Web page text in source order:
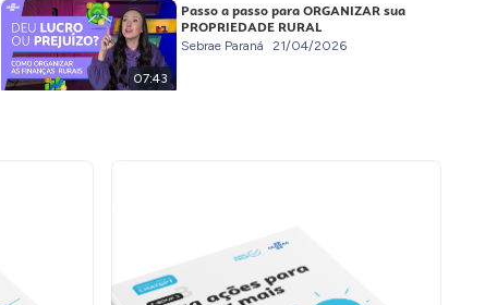
07:43
Passo a passo para ORGANIZAR sua
PROPRIEDADE RURAL
Sebrae Paraná 21/04/2026